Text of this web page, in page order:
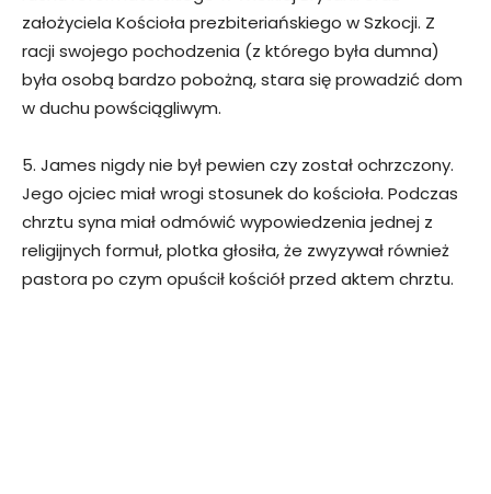
założyciela Kościoła prezbiteriańskiego w Szkocji. Z
racji swojego pochodzenia (z którego była dumna)
była osobą bardzo pobożną, stara się prowadzić dom
w duchu powściągliwym.
5. James nigdy nie był pewien czy został ochrzczony.
Jego ojciec miał wrogi stosunek do kościoła. Podczas
chrztu syna miał odmówić wypowiedzenia jednej z
religijnych formuł, plotka głosiła, że zwyzywał również
pastora po czym opuścił kościół przed aktem chrztu.